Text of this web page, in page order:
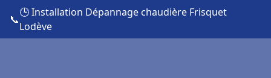
📞
🕒 Installation Dépannage chaudière Frisquet
Lodève